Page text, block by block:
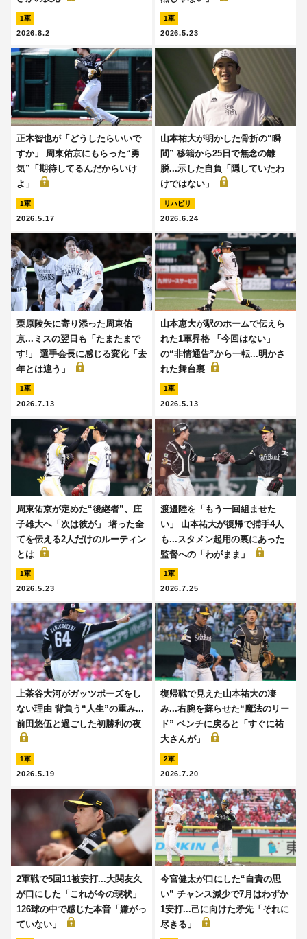
1軍
2026.8.2
1軍
2026.5.23
正木智也が「どうしたらいいで
すか」 周東佑京にもらった“勇
気”「期待してるんだからいけ
よ」
1軍
2026.5.17
山本祐大が明かした骨折の“瞬
間” 移籍から25日で無念の離
脱...示した自負「隠していたわ
けではない」
リハビリ
2026.6.24
栗原陵矢に寄り添った周東佑
京...ミスの翌日も「たまたまで
す!」 選手会長に感じる変化「去
年とは違う」
1軍
2026.7.13
山本恵大が駅のホームで伝えら
れた1軍昇格 「今回はない」
の“非情通告”から一転...明かさ
れた舞台裏
1軍
2026.5.13
周東佑京が定めた“後継者”、庄
子雄大へ「次は彼が」 培った全
てを伝える2人だけのルーティン
とは
1軍
2026.5.23
渡邉陸を「もう一回組ませた
い」 山本祐大が復帰で捕手4人
も...スタメン起用の裏にあった
監督への「わがまま」
1軍
2026.7.25
上茶谷大河がガッツポーズをし
ない理由 背負う“人生”の重み...
前田悠伍と過ごした初勝利の夜
1軍
2026.5.19
復帰戦で見えた山本祐大の凄
み...右腕を蘇らせた“魔法のリー
ド” ベンチに戻ると「すぐに祐
大さんが」
2軍
2026.7.20
2軍戦で5回11被安打...大関友久
が口にした「これが今の現状」
126球の中で感じた本音「嫌がっ
ていない」
今宮健太が口にした“自責の思
い” チャンス減少で7月はわずか
1安打...己に向けた矛先「それに
尽きる」